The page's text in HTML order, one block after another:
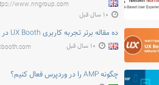
www.nngroup.com
۱۰ سال قبل
ده مقاله برتر تجربه کاربری UX Booth در سال ۲۰۱۶
۱۰ سال قبل
چگونه AMP را در وردپرس فعال کنیم؟